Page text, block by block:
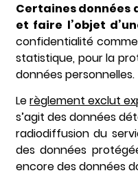
Certaines données
et faire l’objet
confidentialité
statistique, pour la
données personnelles.
Lerèglement exclut
s’agit des données
radiodiffusion du
des données
encore des données